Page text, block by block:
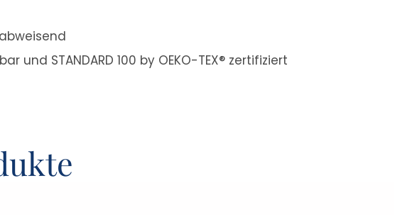
und STANDARD 100 by OEKO-TEX® zertifiziert